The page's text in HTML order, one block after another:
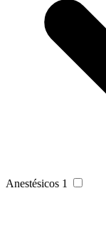
Anestésicos 1